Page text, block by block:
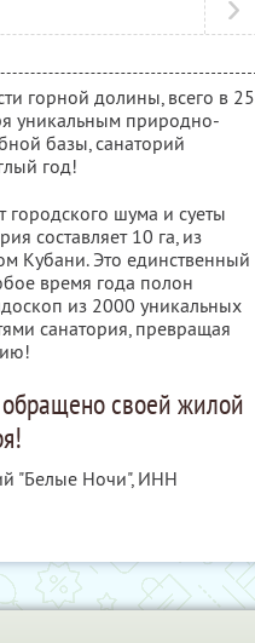
горной долины, всего в 25
уникальным природно-
базы, санаторий
год!
шума и суеты
составляет 10 га, из
Кубани. Это единственный
время года полон
из 2000 уникальных
санатория, превращая
своей жилой
"Белые Ночи", ИНН